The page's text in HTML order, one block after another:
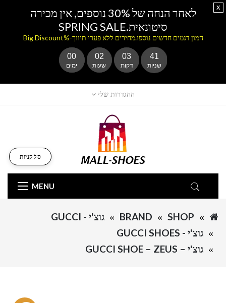
ההגדרות שלי
MENU
סל קניות
SHOP
BRAND
גוצ'י - GUCCI
גוצ'י - GUCCI SHOES
גוצ'י – GUCCI SHOE – ZEUS
לאחר הנחה של 30% נוספים, אין מכירה
סיטונאית.SPRING SALE
המון דגמים חדשים נוספו.מחירים ללא פערי תיווך-%Big Discount
00
ימים
02
שעות
03
דקות
41
שניות
x